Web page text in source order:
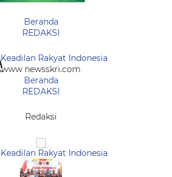
Beranda
REDAKSI
Rakyat Indonesia
www newsskri.com
Beranda
REDAKSI
Redaksi
Rakyat Indonesia